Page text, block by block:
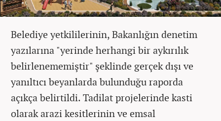
Belediye yetkililerinin, Bakanlığın denetim
yazılarına "yerinde herhangi bir aykırılık
belirlenememiştir" şeklinde gerçek dışı ve
yanıltıcı beyanlarda bulunduğu raporda
açıkça belirtildi. Tadilat projelerinde kasti
olarak arazi kesitlerinin ve emsal